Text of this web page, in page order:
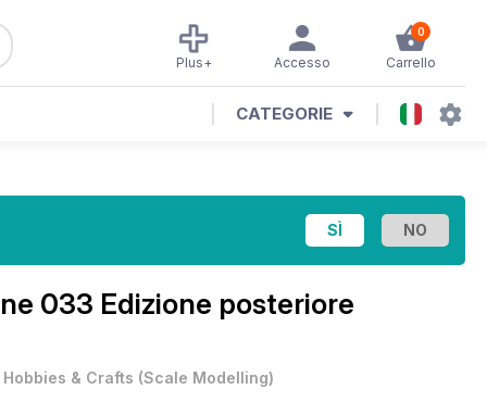
0
Carrello
Accesso
Plus+
CATEGORIE
033 Edizione posteriore
Hobbies & Crafts (Scale Modelling)